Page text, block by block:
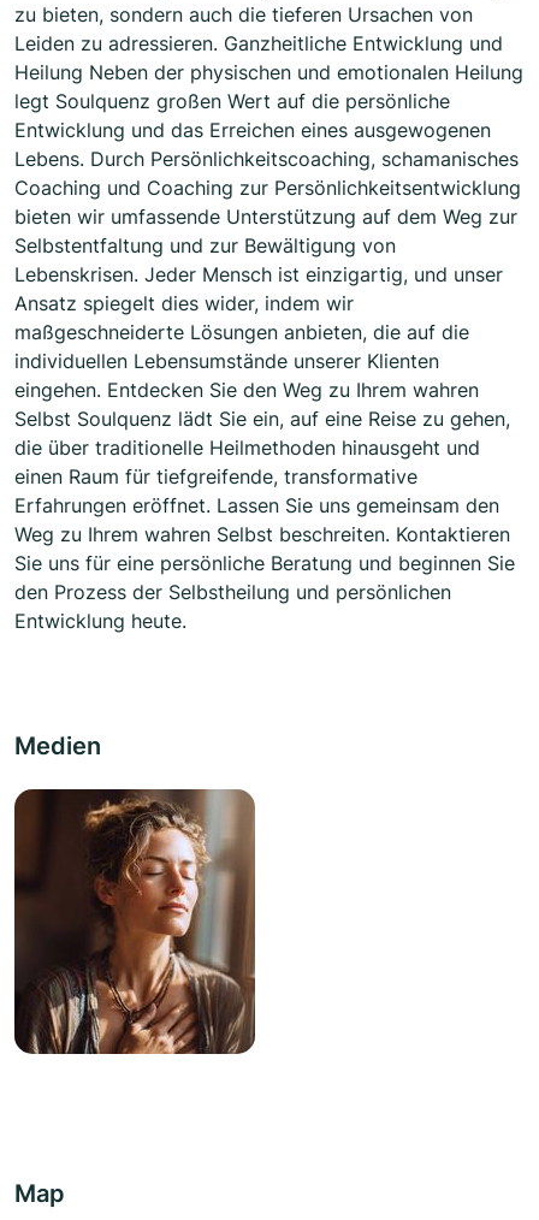
zu bieten, sondern auch die tieferen Ursachen von
Leiden zu adressieren. Ganzheitliche Entwicklung und
Heilung Neben der physischen und emotionalen Heilung
legt Soulquenz großen Wert auf die persönliche
Entwicklung und das Erreichen eines ausgewogenen
Lebens. Durch Persönlichkeitscoaching, schamanisches
Coaching und Coaching zur Persönlichkeitsentwicklung
bieten wir umfassende Unterstützung auf dem Weg zur
Selbstentfaltung und zur Bewältigung von
Lebenskrisen. Jeder Mensch ist einzigartig, und unser
Ansatz spiegelt dies wider, indem wir
maßgeschneiderte Lösungen anbieten, die auf die
individuellen Lebensumstände unserer Klienten
eingehen. Entdecken Sie den Weg zu Ihrem wahren
Selbst Soulquenz lädt Sie ein, auf eine Reise zu gehen,
die über traditionelle Heilmethoden hinausgeht und
einen Raum für tiefgreifende, transformative
Erfahrungen eröffnet. Lassen Sie uns gemeinsam den
Weg zu Ihrem wahren Selbst beschreiten. Kontaktieren
Sie uns für eine persönliche Beratung und beginnen Sie
den Prozess der Selbstheilung und persönlichen
Entwicklung heute.
Medien
Map